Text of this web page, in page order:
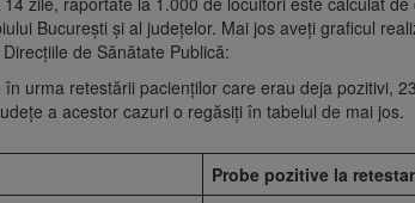
București și al județelor. Mai jos aveți graficul
de Sănătate Publică:
urma retestării pacienților care erau deja pozitivi,
a acestor cazuri o regăsiți în tabelul de mai jos.
Probe pozitive la